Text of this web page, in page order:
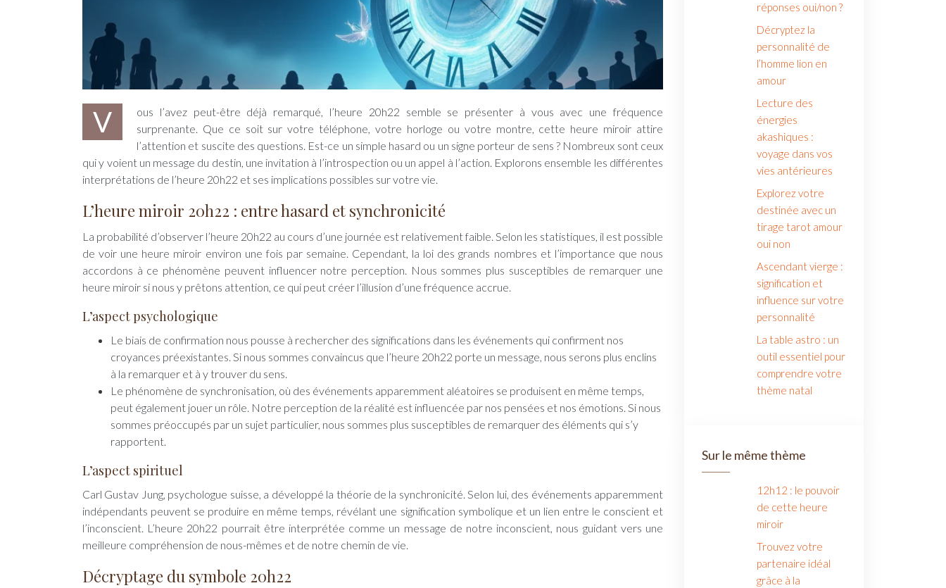
Vous l’avez peut-être déjà remarqué, l’heure 20h22 semble se présenter à vous avec une fréquence
surprenante. Que ce soit sur votre téléphone, votre horloge ou votre montre, cette heure miroir attire
l’attention et suscite des questions. Est-ce un simple hasard ou un signe porteur de sens ? Nombreux sont ceux
qui y voient un message du destin, une invitation à l’introspection ou un appel à l’action. Explorons ensemble les différentes
interprétations de l’heure 20h22 et ses implications possibles sur votre vie.
L’heure miroir 20h22 : entre hasard et synchronicité
La probabilité d’observer l’heure 20h22 au cours d’une journée est relativement faible. Selon les statistiques, il est possible
de voir une heure miroir environ une fois par semaine. Cependant, la loi des grands nombres et l’importance que nous
accordons à ce phénomène peuvent influencer notre perception. Nous sommes plus susceptibles de remarquer une
heure miroir si nous y prêtons attention, ce qui peut créer l’illusion d’une fréquence accrue.
L’aspect psychologique
Le biais de confirmation nous pousse à rechercher des significations dans les événements qui confirment nos
croyances préexistantes. Si nous sommes convaincus que l’heure 20h22 porte un message, nous serons plus enclins
à la remarquer et à y trouver du sens.
Le phénomène de synchronisation, où des événements apparemment aléatoires se produisent en même temps,
peut également jouer un rôle. Notre perception de la réalité est influencée par nos pensées et nos émotions. Si nous
sommes préoccupés par un sujet particulier, nous sommes plus susceptibles de remarquer des éléments qui s’y
rapportent.
L’aspect spirituel
Carl Gustav Jung, psychologue suisse, a développé la théorie de la synchronicité. Selon lui, des événements apparemment
indépendants peuvent se produire en même temps, révélant une signification symbolique et un lien entre le conscient et
l’inconscient. L’heure 20h22 pourrait être interprétée comme un message de notre inconscient, nous guidant vers une
meilleure compréhension de nous-mêmes et de notre chemin de vie.
Décryptage du symbole 20h22
réponses oui/non ?
Décryptez la
personnalité de
l’homme lion en
amour
Lecture des
énergies
akashiques :
voyage dans vos
vies antérieures
Explorez votre
destinée avec un
tirage tarot amour
oui non
Ascendant vierge :
signification et
influence sur votre
personnalité
La table astro : un
outil essentiel pour
comprendre votre
thème natal
Sur le même thème
12h12 : le pouvoir
de cette heure
miroir
Trouvez votre
partenaire idéal
grâce à la